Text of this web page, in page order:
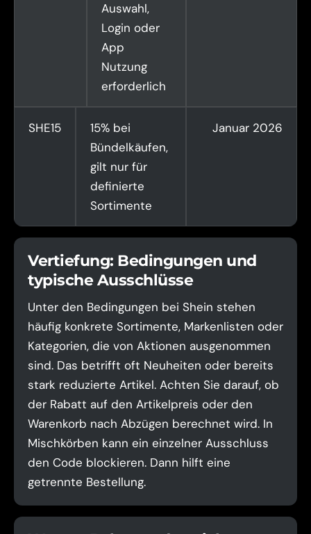
Auswahl,
Login oder
App
Nutzung
erforderlich
SHE15
15% bei
Bündelkäufen,
gilt nur für
definierte
Sortimente
Januar 2026
Vertiefung: Bedingungen und
typische Ausschlüsse
Unter den Bedingungen bei Shein stehen
häufig konkrete Sortimente, Markenlisten oder
Kategorien, die von Aktionen ausgenommen
sind. Das betrifft oft Neuheiten oder bereits
stark reduzierte Artikel. Achten Sie darauf, ob
der Rabatt auf den Artikelpreis oder den
Warenkorb nach Abzügen berechnet wird. In
Mischkörben kann ein einzelner Ausschluss
den Code blockieren. Dann hilft eine
getrennte Bestellung.